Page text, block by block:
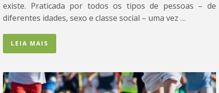
existe. Praticada por todos os tipos de pessoas – de
diferentes idades, sexo e classe social – uma vez …
LEIA MAIS